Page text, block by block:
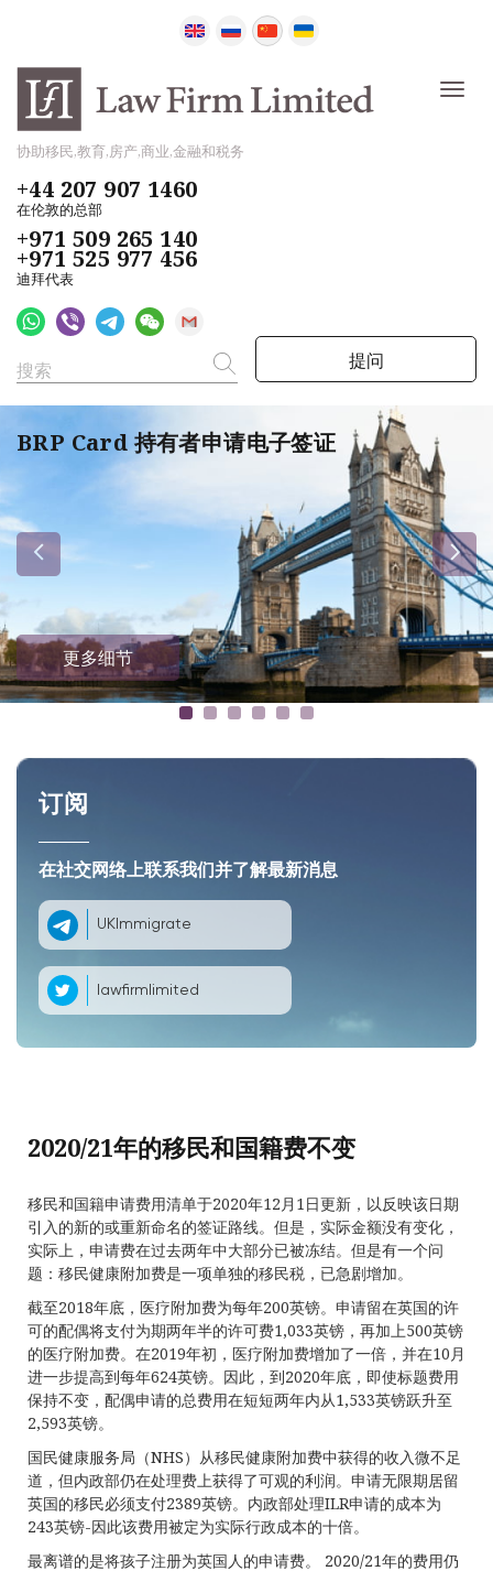
协助移民,教育,房产,商业,金融和税务
+44 207 907 1460
在伦敦的总部
+971 509 265 140
+971 525 977 456
迪拜代表
提问
BRP Card 持有者申请电子签证
更多细节
订阅
在社交网络上联系我们并了解最新消息
UKImmigrate
lawfirmlimited
2020/21年的移民和国籍费不变
移民和国籍申请费用清单于2020年12月1日更新，以反映该日期
引入的新的或重新命名的签证路线。但是，实际金额没有变化，
实际上，申请费在过去两年中大部分已被冻结。但是有一个问
题：移民健康附加费是一项单独的移民税，已急剧增加。
截至2018年底，医疗附加费为每年200英镑。申请留在英国的许
可的配偶将支付为期两年半的许可费1,033英镑，再加上500英镑
的医疗附加费。在2019年初，医疗附加费增加了一倍，并在10月
进一步提高到每年624英镑。因此，到2020年底，即使标题费用
保持不变，配偶申请的总费用在短短两年内从1,533英镑跃升至
2,593英镑。
国民健康服务局（NHS）从移民健康附加费中获得的收入微不足
道，但内政部仍在处理费上获得了可观的利润。申请无限期居留
英国的移民必须支付2389英镑。内政部处理ILR申请的成本为
243英镑-因此该费用被定为实际行政成本的十倍。
最离谱的是将孩子注册为英国人的申请费。 2020/21年的费用仍